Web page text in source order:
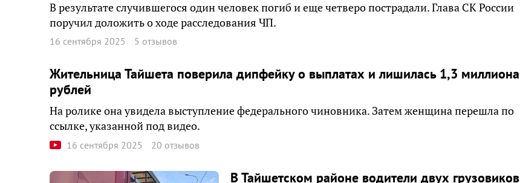
В результате случившегося один человек погиб и еще четверо пострадали. Глава СК России
поручил доложить о ходе расследования ЧП.
16 сентября 2025 5 отзывов
Жительница Тайшета поверила дипфейку о выплатах и лишилась 1,3 миллиона
рублей
На ролике она увидела выступление федерального чиновника. Затем женщина перешла по
ссылке, указанной под видео.
16 сентября 2025 20 отзывов
В Тайшетском районе водители двух грузовиков